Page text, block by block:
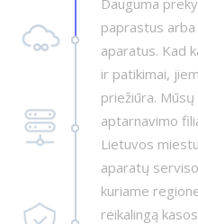
paprastus
aparatus. Kad
ir patikimai,
priežiūra.
aptarnavimo
Lietuvos
aparatų
kuriame
reikalingą